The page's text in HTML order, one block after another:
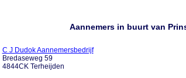
Aannemers in buurt van
C J Dudok Aannemersbedrijf
Bredaseweg 59
4844CK Terheijden